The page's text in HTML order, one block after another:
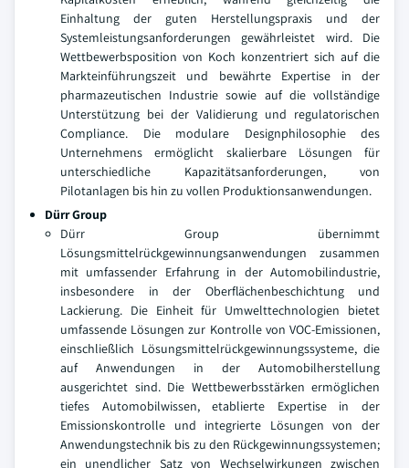
Einhaltung der guten Herstellungspraxis und der
Systemleistungsanforderungen gewährleistet wird. Die
Wettbewerbsposition von Koch konzentriert sich auf die
Markteinführungszeit und bewährte Expertise in der
pharmazeutischen Industrie sowie auf die vollständige
Unterstützung bei der Validierung und regulatorischen
Compliance. Die modulare Designphilosophie des
Unternehmens ermöglicht skalierbare Lösungen für
unterschiedliche Kapazitätsanforderungen, von
Pilotanlagen bis hin zu vollen Produktionsanwendungen.
Dürr Group
Dürr Group übernimmt
Lösungsmittelrückgewinnungsanwendungen zusammen
mit umfassender Erfahrung in der Automobilindustrie,
insbesondere in der Oberflächenbeschichtung und
Lackierung. Die Einheit für Umwelttechnologien bietet
umfassende Lösungen zur Kontrolle von VOC-Emissionen,
einschließlich Lösungsmittelrückgewinnungssysteme, die
auf Anwendungen in der Automobilherstellung
ausgerichtet sind. Die Wettbewerbsstärken ermöglichen
tiefes Automobilwissen, etablierte Expertise in der
Emissionskontrolle und integrierte Lösungen von der
Anwendungstechnik bis zu den Rückgewinnungssystemen;
ein unendlicher Satz von Wechselwirkungen zwischen